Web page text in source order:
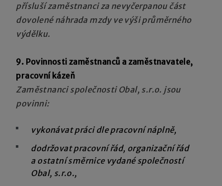
přísluší zaměstnanci za nevyčerpanou část
dovolené náhrada mzdy ve výši průměrného
výdělku.
9. Povinnosti zaměstnanců a zaměstnavatele,
pracovní kázeň
Zaměstnanci společnosti Obal, s.r.o. jsou
povinni:
vykonávat práci dle pracovní náplně,
dodržovat pracovní řád, organizační řád
a ostatní směrnice vydané společností
Obal, s.r.o.,